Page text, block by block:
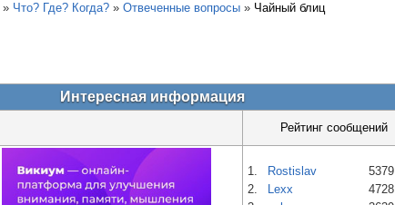
» Что? Где? Когда? » Отвеченные вопросы » Чайный блиц
Интересная информация
Рейтинг сообщений
1. Rostislav
5379
2.
Lexx
4728